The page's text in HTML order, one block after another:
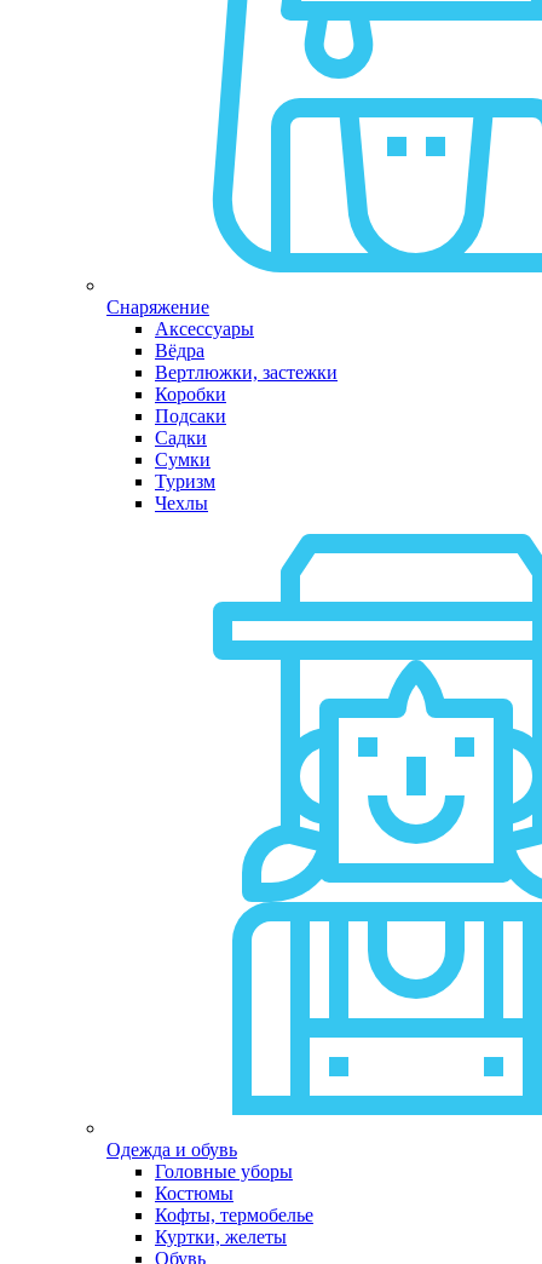
Снаряжение
Аксессуары
Вёдра
Вертлюжки, застежки
Коробки
Подсаки
Садки
Сумки
Туризм
Чехлы
Одежда и обувь
Головные уборы
Костюмы
Кофты, термобелье
Куртки, желеты
Обувь